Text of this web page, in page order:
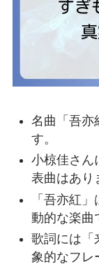
名曲「吾亦
す。
小椋佳さん
表曲はあり
「吾亦紅
動的な楽曲
歌詞には「
象的なフレ